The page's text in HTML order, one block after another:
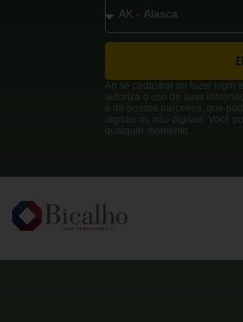
Ao se cadastrar ou fazer login
autoriza o uso de suas
e de nossos parceiros, que
digitais ou não digitais. Você
qualquer momento.